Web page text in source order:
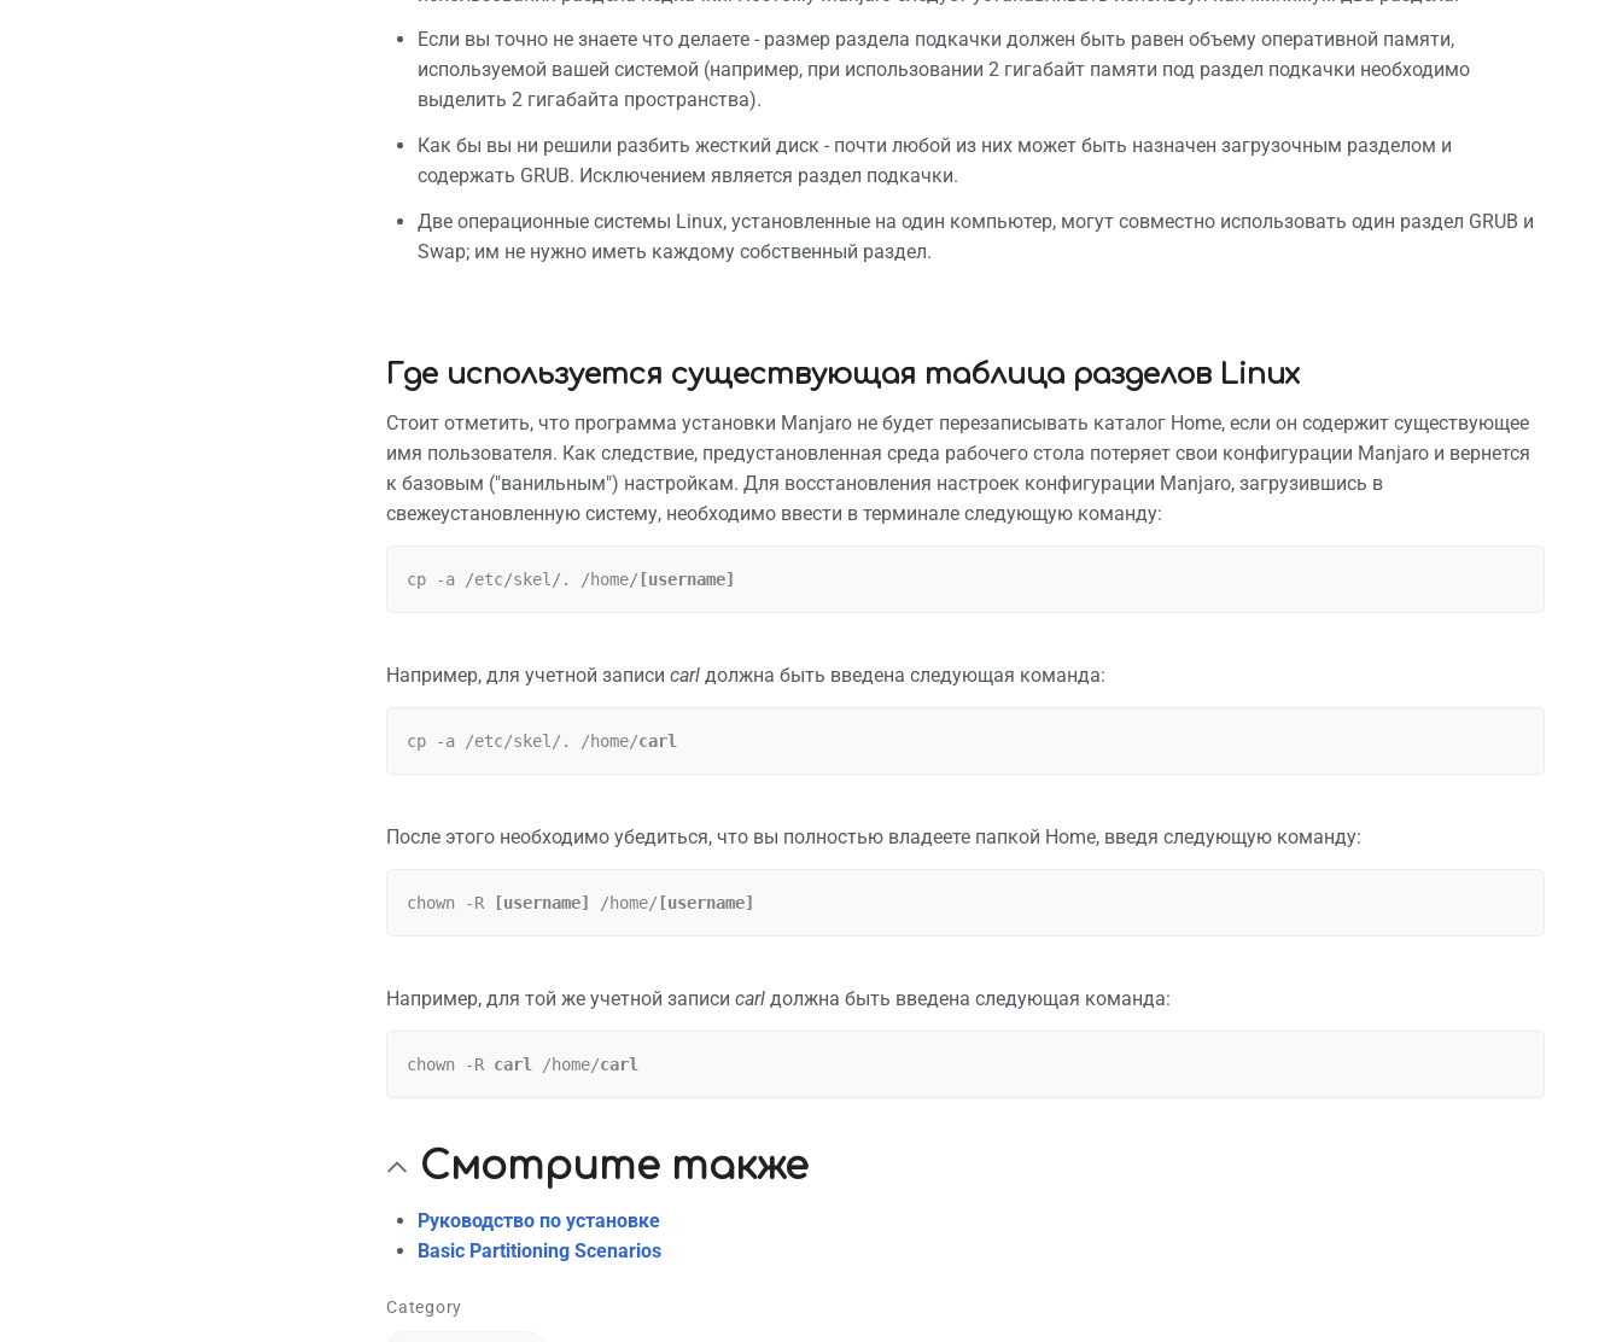
Если вы точно не знаете что делаете - размер раздела подкачки должен быть равен объему оперативной памяти,
используемой вашей системой (например, при использовании 2 гигабайт памяти под раздел подкачки необходимо
выделить 2 гигабайта пространства).
Как бы вы ни решили разбить жесткий диск - почти любой из них может быть назначен загрузочным разделом и
содержать GRUB. Исключением является раздел подкачки.
Две операционные системы Linux, установленные на один компьютер, могут совместно использовать один раздел GRUB и
Swap; им не нужно иметь каждому собственный раздел.
Где используется существующая таблица разделов Linux
Стоит отметить, что программа установки Manjaro не будет перезаписывать каталог Home, если он содержит существующее
имя пользователя. Как следствие, предустановленная среда рабочего стола потеряет свои конфигурации Manjaro и вернется
к базовым ("ванильным") настройкам. Для восстановления настроек конфигурации Manjaro, загрузившись в
свежеустановленную систему, необходимо ввести в терминале следующую команду:
cp -a /etc/skel/. /home/ [username]
Например, для учетной записи carl должна быть введена следующая команда:
cp -a /etc/skel/. /home/carl
После этого необходимо убедиться, что вы полностью владеете папкой Home, введя следующую команду:
chown -R [username] /home/ [username]
Например, для той же учетной записи carl должна быть введена следующая команда:
chown -R carl /home/carl
Смотрите также
Руководство по установке
Basic Partitioning Scenarios
Category